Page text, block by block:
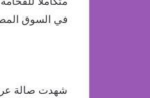
في السوق
شهدت صالة